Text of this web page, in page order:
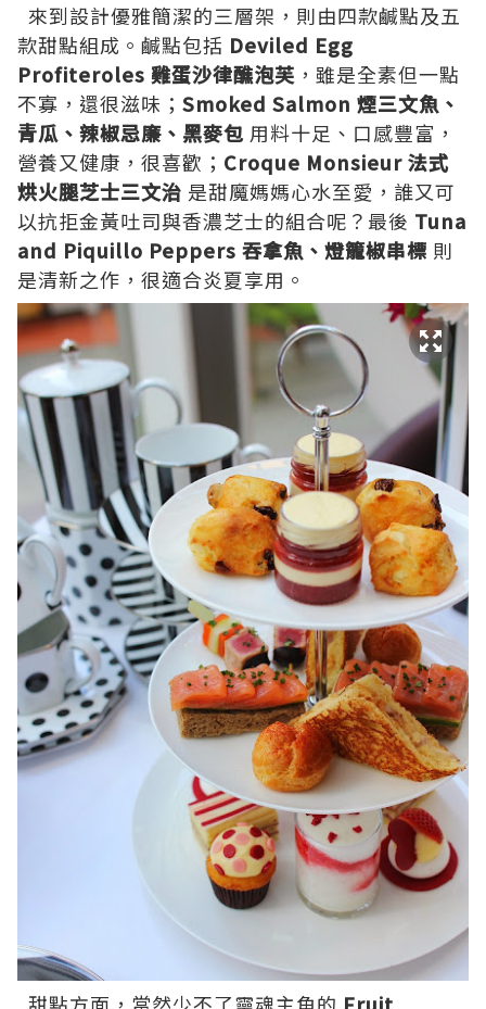
來到設計優雅簡潔的三層架，則由四款鹹點及五
款甜點組成。鹹點包括 Deviled Egg
Profiteroles 雞蛋沙律醮泡芙 ，雖是全素但一點
不寡，還很滋味； Smoked Salmon 煙三文魚、
青瓜、辣椒忌廉、黑麥包 用料十足、口感豐富，
營養又健康，很喜歡； Croque Monsieur 法式
烘火腿芝士三文治 是甜魔媽媽心水至愛，誰又可
以抗拒金黃吐司與香濃芝士的組合呢？最後 Tuna
and Piquillo Peppers 吞拿魚、燈籠椒串標 則
是清新之作，很適合炎夏享用。
甜點方面，當然少不了靈魂主角的 Fruit